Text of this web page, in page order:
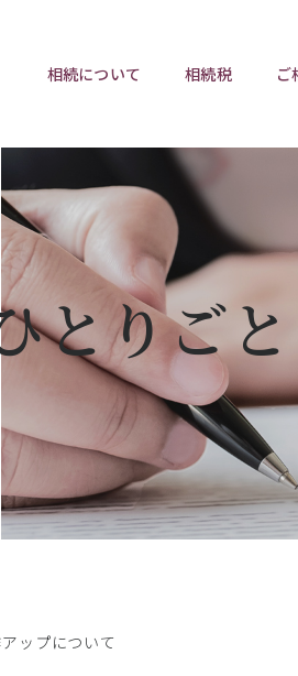
相続について
相続トラブルチェ
ダウンロード 任意後見
相続税 ご
とりごと
ップについて